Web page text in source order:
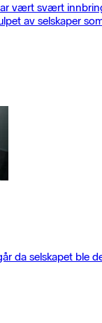
vært svært
av selskaper
da selskapet ble